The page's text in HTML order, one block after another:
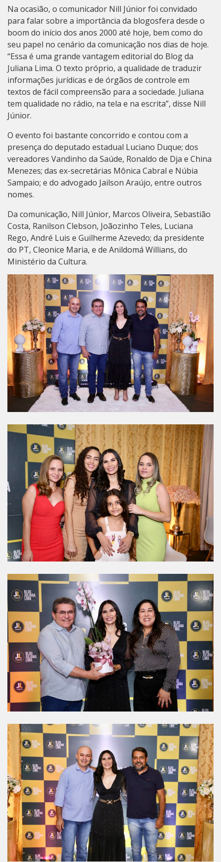
Na ocasião, o comunicador Nill Júnior foi convidado
para falar sobre a importância da blogosfera desde o
boom do início dos anos 2000 até hoje, bem como do
seu papel no cenário da comunicação nos dias de hoje.
“Essa é uma grande vantagem editorial do Blog da
Juliana Lima. O texto próprio, a qualidade de traduzir
informações jurídicas e de órgãos de controle em
textos de fácil compreensão para a sociedade. Juliana
tem qualidade no rádio, na tela e na escrita”, disse Nill
Júnior.
O evento foi bastante concorrido e contou com a
presença do deputado estadual Luciano Duque; dos
vereadores Vandinho da Saúde, Ronaldo de Dja e China
Menezes; das ex-secretárias Mônica Cabral e Núbia
Sampaio; e do advogado Jailson Araújo, entre outros
nomes.
Da comunicação, Nill Júnior, Marcos Oliveira, Sebastião
Costa, Ranilson Clebson, Joãozinho Teles, Luciana
Rego, André Luis e Guilherme Azevedo; da presidente
do PT, Cleonice Maria, e de Anildomá Willians, do
Ministério da Cultura.